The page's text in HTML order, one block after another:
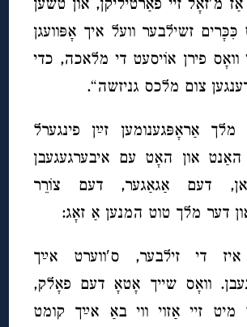
כִּכָּרים זשילבער וועל איך אָפּוועגן
וואָס פירן אוֹיסעט די מלאכה, כדי
צום מלכס גניזשה“.
אַראָפּגענומען זײַן פינגערל
און האָט עם איבערגעגעבן
דעם אַגאַגער, דעם צוֹרֵר
דער מלך טוט המנען אַ זאָג:
די זילבער, ס′ווערט אײַך
וואָס שייך אָטאָ דעם פאָלק,
זיי אַזוי ווי באַ אײַך קומט